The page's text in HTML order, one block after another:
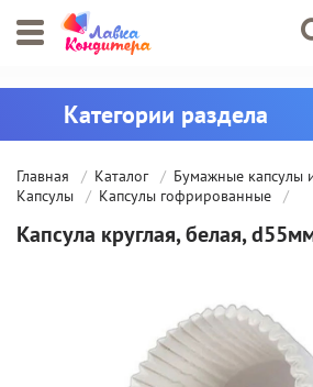
Главная Каталог
Бумажные капсулы
Капсулы
Капсулы гофрированные
Капсула круглая, белая,